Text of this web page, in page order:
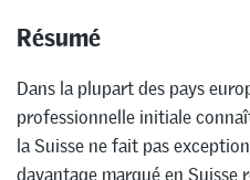
Résumé
Dans la plupart des pays
professionnelle initiale
la Suisse ne fait pas
davantage marqué en Suisse